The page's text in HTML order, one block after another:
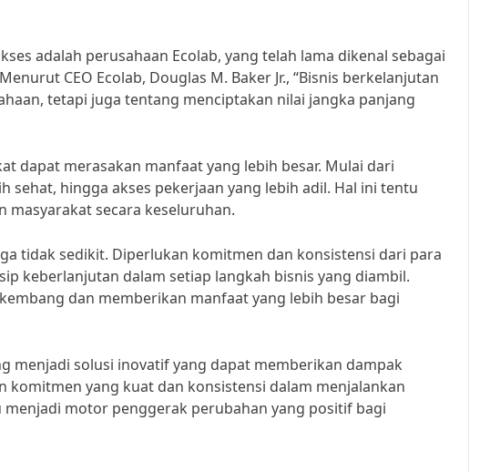
adalah perusahaan Ecolab, yang telah lama dikenal sebagai
CEO Ecolab, Douglas M. Baker Jr., “Bisnis berkelanjutan
tetapi juga tentang menciptakan nilai jangka panjang
dapat merasakan manfaat yang lebih besar. Mulai dari
sehat, hingga akses pekerjaan yang lebih adil. Hal ini tentu
secara keseluruhan.
tidak sedikit. Diperlukan komitmen dan konsistensi dari para
keberlanjutan dalam setiap langkah bisnis yang diambil.
dan memberikan manfaat yang lebih besar bagi
menjadi solusi inovatif yang dapat memberikan dampak
komitmen yang kuat dan konsistensi dalam menjalankan
motor penggerak perubahan yang positif bagi